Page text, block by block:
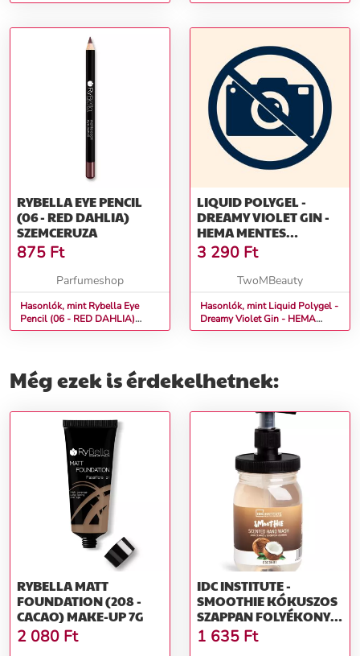
Ajakceruza Ajakceruza
RYBELLA EYE PENCIL
(06 - RED DAHLIA)
SZEMCERUZA
875 Ft
Parfumeshop
Hasonlók, mint Rybella Eye
Pencil (06 - RED DAHLIA)
Szemceruza
LIQUID POLYGEL -
DREAMY VIOLET GIN -
HEMA MENTES
ÉPÍTŐZSELÉ (15G)
3 290 Ft
TwoMBeauty
Hasonlók, mint Liquid Polygel -
Dreamy Violet Gin - HEMA
Mentes Építőzselé (15g)
Még ezek is érdekelhetnek:
RYBELLA MATT
FOUNDATION (208 -
CACAO) MAKE-UP 7G
2 080 Ft
IDC INSTITUTE -
SMOOTHIE KÓKUSZOS
SZAPPAN FOLYÉKONY
SZAPPAN 360 ML
1 635 Ft